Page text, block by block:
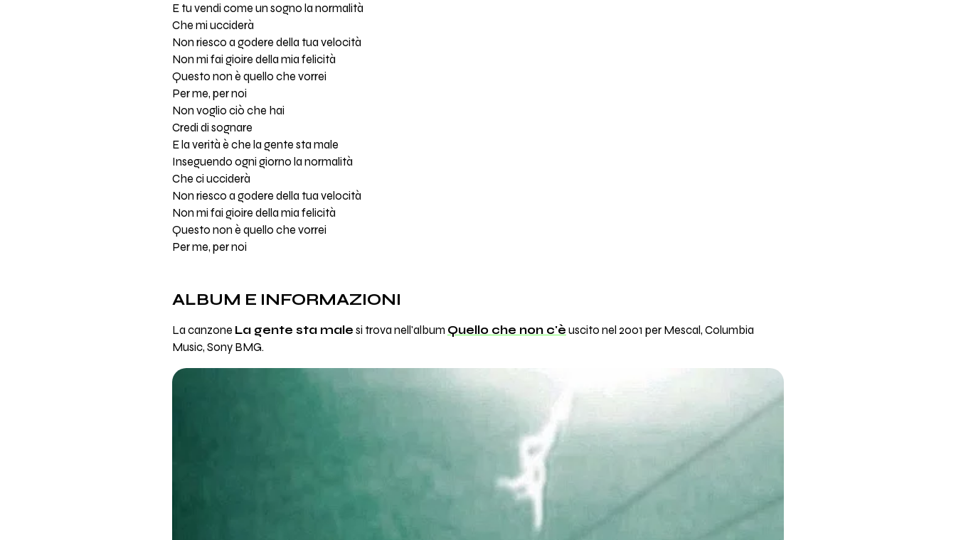
E tu vendi come un sogno la normalità
Che mi ucciderà
Non riesco a godere della tua velocità
Non mi fai gioire della mia felicità
Questo non è quello che vorrei
Per me, per noi
Non voglio ciò che hai
Credi di sognare
E la verità è che la gente sta male
Inseguendo ogni giorno la normalità
Che ci ucciderà
Non riesco a godere della tua velocità
Non mi fai gioire della mia felicità
Questo non è quello che vorrei
Per me, per noi
ALBUM E INFORMAZIONI
La canzone La gente sta male si trova nell'album Quello che non c'è uscito nel 2001 per Mescal, Columbia
Music, Sony BMG.